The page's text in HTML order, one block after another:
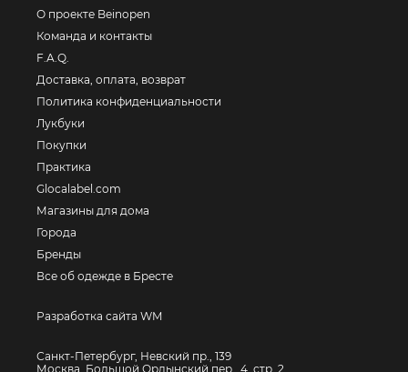
О проекте Beinopen
Команда и контакты
F.A.Q.
Доставка, оплата, возврат
Политика конфиденциальности
Лукбуки
Покупки
Практика
Glocalabel.com
Магазины для дома
Города
Бренды
Все об одежде в Бресте
Разработка сайта WM
Санкт-Петербург, Невский пр., 139
Москва, Большой Ордынский пер., 4, стр. 2